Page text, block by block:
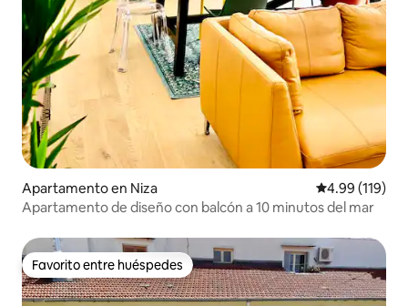
Apartamento en Niza Calificación
4.99 (119)
Apartamento de diseño con balcón a 10 minutos del mar
Favorito entre huéspedes
Favorito entre huéspedes